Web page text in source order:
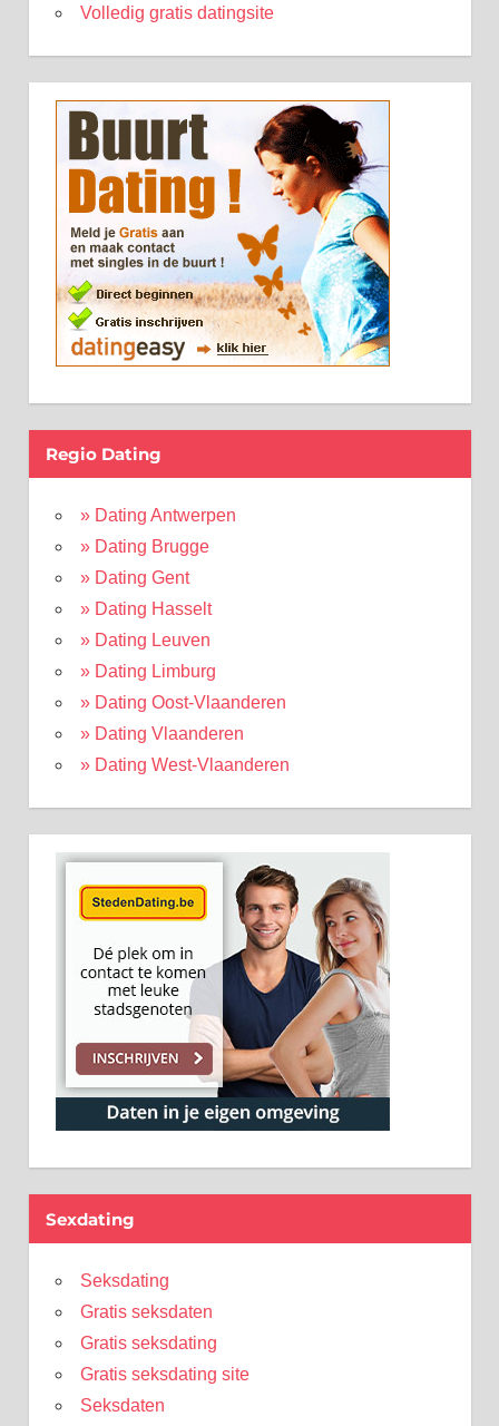
Volledig gratis datingsite
Regio Dating
» Dating Antwerpen
» Dating Brugge
» Dating Gent
» Dating Hasselt
» Dating Leuven
» Dating Limburg
» Dating Oost-Vlaanderen
» Dating Vlaanderen
» Dating West-Vlaanderen
Sexdating
Seksdating
Gratis seksdaten
Gratis seksdating
Gratis seksdating site
Seksdaten